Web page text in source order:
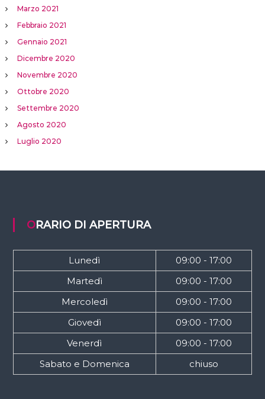
Marzo 2021
Febbraio 2021
Gennaio 2021
Dicembre 2020
Novembre 2020
Ottobre 2020
Settembre 2020
Agosto 2020
Luglio 2020
ORARIO DI APERTURA
Lunedì
09:00 - 17:00
Martedì
09:00 - 17:00
Mercoledì
09:00 - 17:00
Giovedì
09:00 - 17:00
Venerdì
09:00 - 17:00
Sabato e Domenica
chiuso